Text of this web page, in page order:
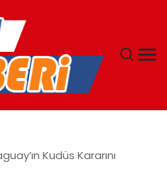
Kudüs Kararını